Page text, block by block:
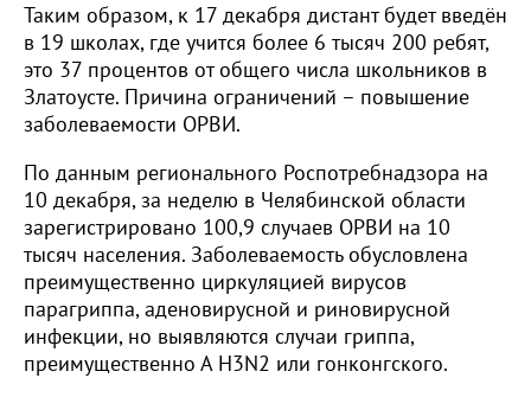
Таким образом, к 17 декабря дистант будет введён
в 19 школах, где учится более 6 тысяч 200 ребят,
это 37 процентов от общего числа школьников в
Златоусте. Причина ограничений – повышение
заболеваемости ОРВИ.
По данным регионального Роспотребнадзора на
10 декабря, за неделю в Челябинской области
зарегистрировано 100,9 случаев ОРВИ на 10
тысяч населения. Заболеваемость обусловлена
преимущественно циркуляцией вирусов
парагриппа, аденовирусной и риновирусной
инфекции, но выявляются случаи гриппа,
преимущественно А H3N2 или гонконгского.